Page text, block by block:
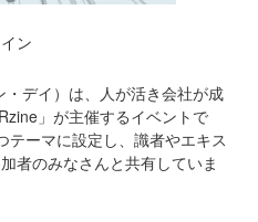
ン
デイ）は、人が活き会社が成
」が主催するイベントで
ーマに設定し、識者やエキス
者のみなさんと共有していま